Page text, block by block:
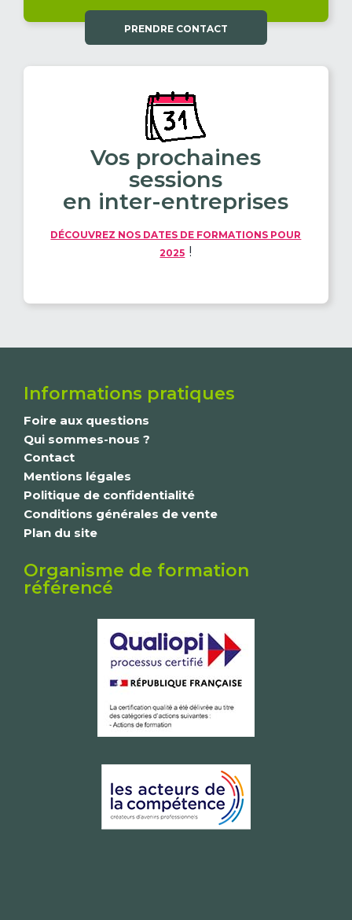
PRENDRE CONTACT
Vos prochaines
sessions
en inter-entreprises
DÉCOUVREZ NOS DATES DE FORMATIONS POUR
2025 !
Informations pratiques
Foire aux questions
Qui sommes-nous ?
Contact
Mentions légales
Politique de confidentialité
Conditions générales de vente
Plan du site
Organisme de formation
référencé